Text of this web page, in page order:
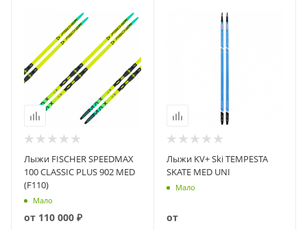
Лыжи FISCHER SPEEDMAX
100 CLASSIC PLUS 902 MED
(F110)
Мало
от 110 000 ₽
Лыжи KV+ Ski TEMPESTA
SKATE MED UNI
Мало
от